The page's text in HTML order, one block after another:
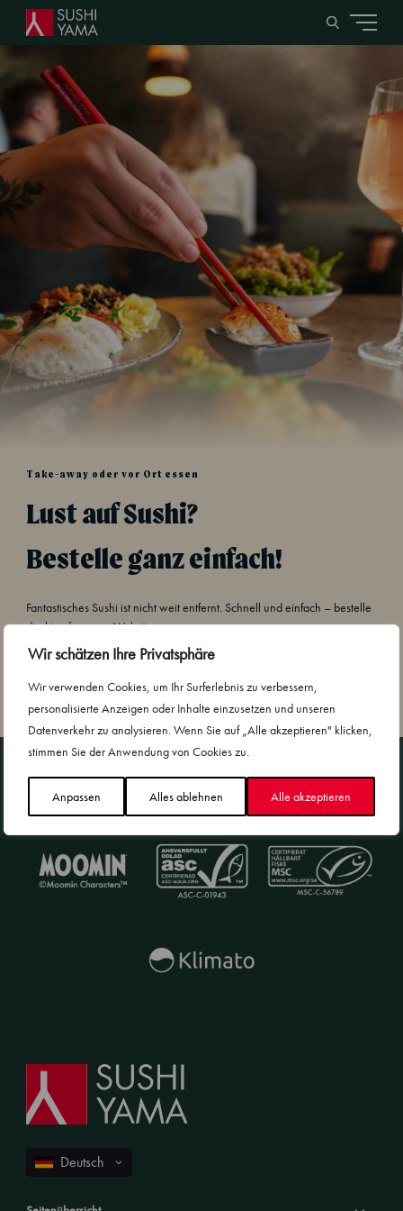
Wir schätzen Ihre Privatsphäre
Wir verwenden Cookies, um Ihr Surferlebnis zu verbessern,
personalisierte Anzeigen oder Inhalte einzusetzen und unseren
Datenverkehr zu analysieren. Wenn Sie auf „Alle akzeptieren" klicken,
stimmen Sie der Anwendung von Cookies zu.
Anpassen Alles ablehnen Alle akzeptieren
Take-away oder vor Ort essen
Lust auf Sushi?
Bestelle ganz einfach!
Fantastisches Sushi ist nicht weit entfernt. Schnell und einfach – bestelle
direkt auf unserer Website.
Bestellen
Sushi Yama und Nachhaltigkeit
Nachhaltigkeit und Kooperationen